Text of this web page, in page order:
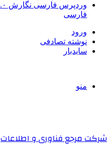
فارسی
ورود
نوشته تصادفی
سایدبار
منو
شرکت مرجع فناوری و اطلاعات